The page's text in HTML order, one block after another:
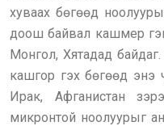
хуваах бөгөөд
доош байвал кашмер
Монгол, Хятадад
кашгор гэх бөгөөд энэ
Ирак, Афганистан
микронтой ноолуурыг